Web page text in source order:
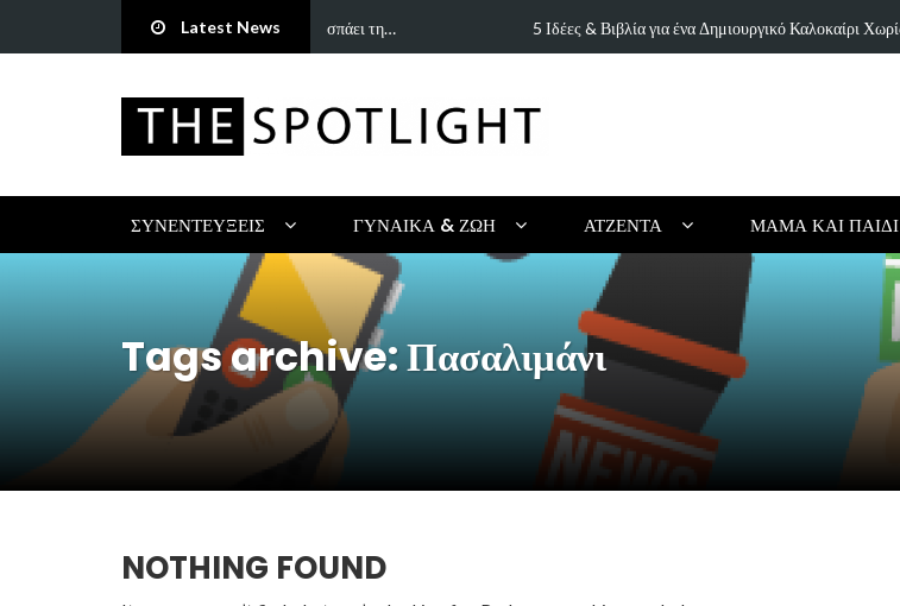
Latest News
Πανανάκη που σπάει τη… 5 Ιδέες & Βιβλία για ένα Δημιουργικό Καλοκαίρι Χωρίς Οθόνες (για Παιδιά…
ΣΥΝΕΝΤΕΎΞΕΙΣ ΓΥΝΑΊΚΑ & ΖΩΉ ΑΤΖΈΝΤΑ ΜΑΜΆ ΚΑΙ ΠΑΙΔΊ
Tags archive: Πασαλιμάνι
NOTHING FOUND